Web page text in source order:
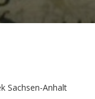
Sachsen-Anhalt